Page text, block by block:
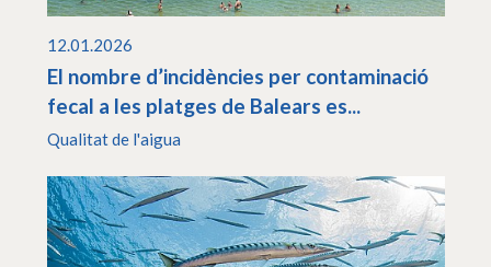
12.01.2026
El nombre d’incidències per contaminació
fecal a les platges de Balears es...
Qualitat de l'aigua